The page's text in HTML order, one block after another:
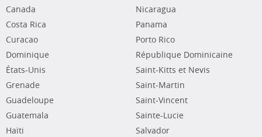
Canada
Costa Rica
Curacao
Dominique
États-Unis
Grenade
Guadeloupe
Guatemala
Haïti
Nicaragua
Panama
Porto Rico
République Dominicaine
Saint-Kitts et Nevis
Saint-Martin
Saint-Vincent
Sainte-Lucie
Salvador